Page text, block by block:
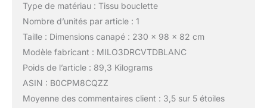
Type de matériau : Tissu bouclette
Nombre d’unités par article : 1
Taille : Dimensions canapé : 230 x 98 x 82 cm
Modèle fabricant : MILO3DRCVTDBLANC
Poids de l’article : 89,3 Kilograms
ASIN : B0CPM8CQZZ
Moyenne des commentaires client : 3,5 sur 5 étoiles